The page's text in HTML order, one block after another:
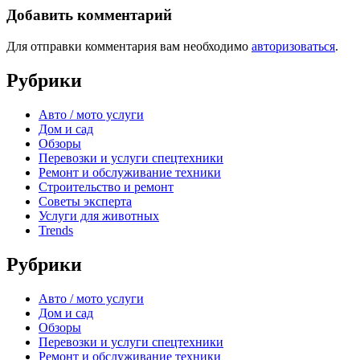
Добавить комментарий
Для отправки комментария вам необходимо авторизоваться.
Рубрики
Авто / мото услуги
Дом и сад
Обзоры
Перевозки и услуги спецтехники
Ремонт и обслуживание техники
Строительство и ремонт
Советы эксперта
Услуги для животных
Trends
Рубрики
Авто / мото услуги
Дом и сад
Обзоры
Перевозки и услуги спецтехники
Ремонт и обслуживание техники